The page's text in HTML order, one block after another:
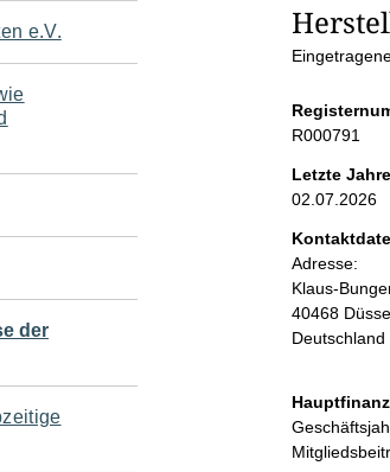
e.V.
der
S
i
t
e
n
i
n
R000791
Letzte
02.07.2026
Adresse:
Klaus-
40468
Deutschland